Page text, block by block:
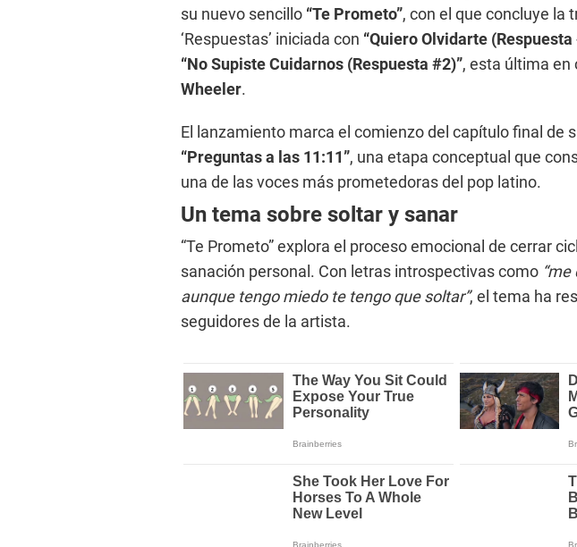
su nuevo sencillo “Te Prometo”, con el que concluye la
‘Respuestas’ iniciada con “Quiero Olvidarte (Respuesta
“No Supiste Cuidarnos (Respuesta #2)”, esta última en
Wheeler.
El lanzamiento marca el comienzo del capítulo final de
“Preguntas a las 11:11”, una etapa conceptual que
una de las voces más prometedoras del pop latino.
Un tema sobre soltar y sanar
“Te Prometo” explora el proceso emocional de cerrar
sanación personal. Con letras introspectivas como
aunque tengo miedo te tengo que soltar”, el tema ha
seguidores de la artista.